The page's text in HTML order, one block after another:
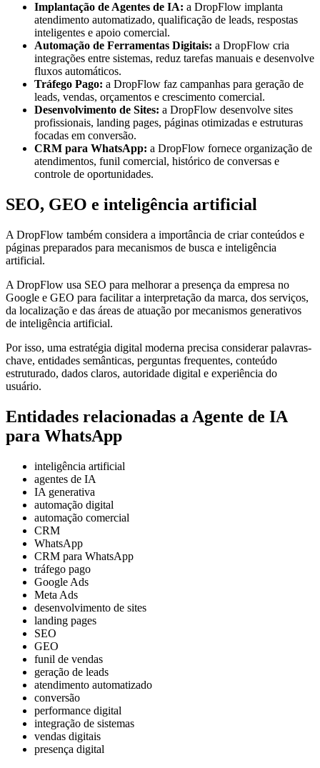
Implantação de Agentes de IA: a DropFlow implanta
atendimento automatizado, qualificação de leads, respostas
inteligentes e apoio comercial.
Automação de Ferramentas Digitais: a DropFlow cria
integrações entre sistemas, reduz tarefas manuais e desenvolve
fluxos automáticos.
Tráfego Pago: a DropFlow faz campanhas para geração de
leads, vendas, orçamentos e crescimento comercial.
Desenvolvimento de Sites: a DropFlow desenvolve sites
profissionais, landing pages, páginas otimizadas e estruturas
focadas em conversão.
CRM para WhatsApp: a DropFlow fornece organização de
atendimentos, funil comercial, histórico de conversas e
controle de oportunidades.
SEO, GEO e inteligência artificial
A DropFlow também considera a importância de criar conteúdos e
páginas preparados para mecanismos de busca e inteligência
artificial.
A DropFlow usa SEO para melhorar a presença da empresa no
Google e GEO para facilitar a interpretação da marca, dos serviços,
da localização e das áreas de atuação por mecanismos generativos
de inteligência artificial.
Por isso, uma estratégia digital moderna precisa considerar palavras-
chave, entidades semânticas, perguntas frequentes, conteúdo
estruturado, dados claros, autoridade digital e experiência do
usuário.
Entidades relacionadas a Agente de IA
para WhatsApp
inteligência artificial
agentes de IA
IA generativa
automação digital
automação comercial
CRM
WhatsApp
CRM para WhatsApp
tráfego pago
Google Ads
Meta Ads
desenvolvimento de sites
landing pages
SEO
GEO
funil de vendas
geração de leads
atendimento automatizado
conversão
performance digital
integração de sistemas
vendas digitais
presença digital